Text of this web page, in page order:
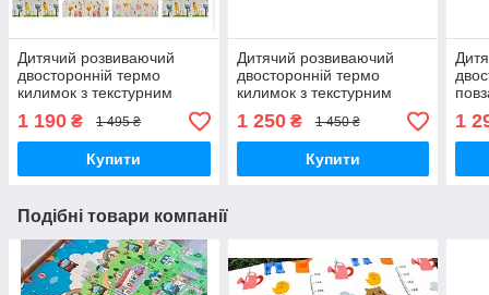
Дитячий розвиваючий
двосторонній термо
килимок з текстурним
товщиною 1см
1 190 ₴ 1 495 ₴
Купити
Дитячий розвиваючий
двосторонній термо
килимок з текстурним
товщиною 1см
1 250₴ 1 450 ₴
Купити
1
Подібні товари компанії